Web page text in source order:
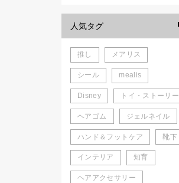
人気タグ
推し メアリス
シール mealis
Disney トイ・ストーリー
ヘアゴム ジェルネイル
ハンド＆フットケア 靴下
インテリア 知育
ヘアアクセサリー